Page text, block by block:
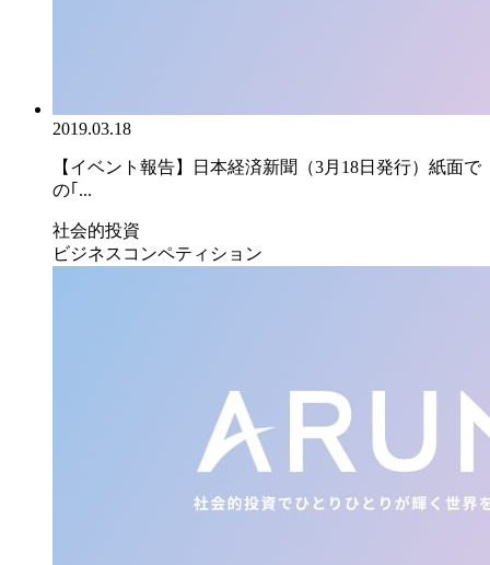
2019.03.18
【イベント報告】日本経済新聞（3月18日発行）紙面で
の｢...
社会的投資
ビジネスコンペティション